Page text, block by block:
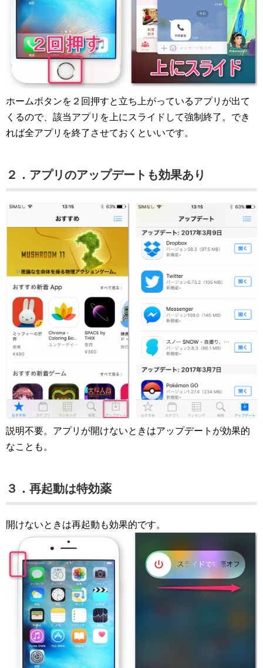
ホームボタンを２回押すと立ち上がっているアプリが出て
くるので、該当アプリを上にスライドして強制終了。でき
れば全アプリを終了させておくといいです。
２．アプリのアップデートも効果あり
説明不要。アプリが開けないときはアップデートが効果的
なことも。
３．再起動は特効薬
開けないときは再起動も効果的です。